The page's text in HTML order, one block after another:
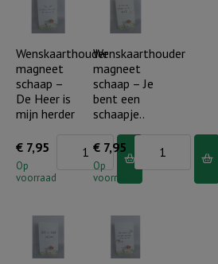
is
de
Goede
Herder,
Hij
overal!
aantal
Wenskaarthouder
magneet
schaap –
De Heer is
mijn herder
€ 7,95
Op
voorraad
Wenskaarthouder
magneet
Heer
Wenskaarthouder
magneet
schaap – Je
bent een
schaapje..
€ 7,95
Op
voorraad
Wenskaarthouder
magneet
schaap
bent